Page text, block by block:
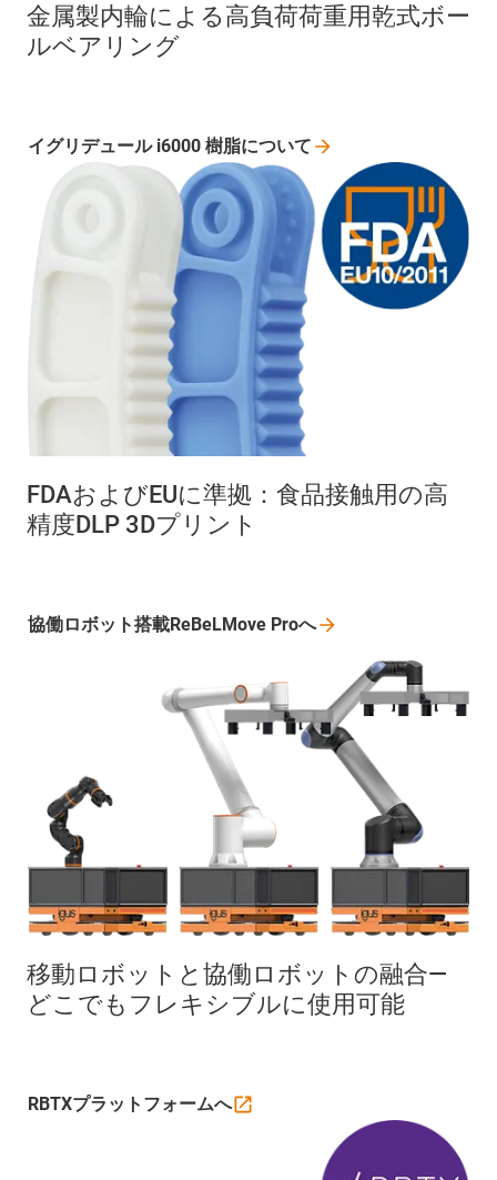
金属製内輪による高負荷荷重用乾式ボー
ルベアリング
FDAおよびEUに準拠：食品接触用の高
精度DLP 3Dプリント
イグリデュール i6000 樹脂について
移動ロボットと協働ロボットの融合―
どこでもフレキシブルに使用可能
協働ロボット搭載ReBeLMove Proへ
RBTXプラットフォームへ